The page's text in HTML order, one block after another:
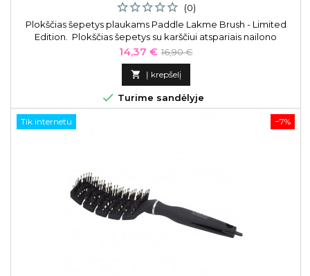
(0)
Plokščias šepetys plaukams Paddle Lakme Brush - Limited
Edition. Plokščias šepetys su karščiui atspariais nailono
spygliukais, puikiai tinka visų tipų bei ilgių plaukams.
Kaina
14,37 € Bazinė
kaina
16,90 €
 Į krepšelį
 Turime sandėlyje
−7%
Tik internetu